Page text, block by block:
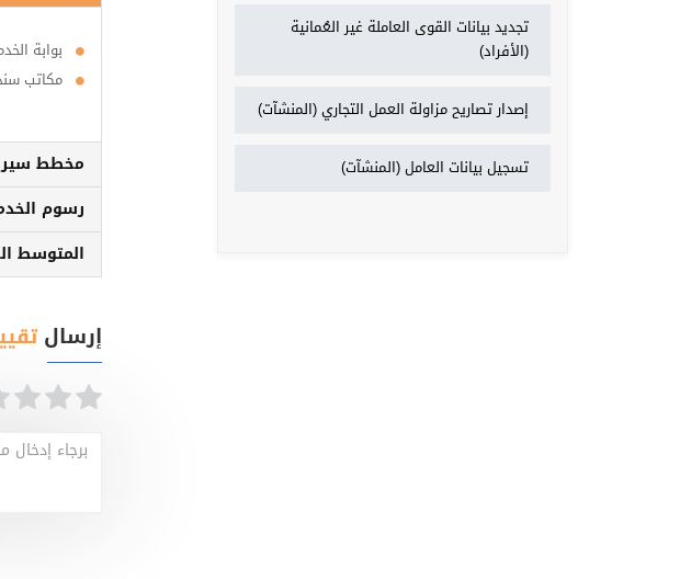
بوابة
مكاتب
مخطط سير
رسوم
المتوسط
إرسال
برجاء إدخال
تجديد بيانات القوى العاملة غير العُمانية
(الأفراد)
إصدار تصاريح مزاولة العمل التجاري (المنشآت)
تسجيل بيانات العامل (المنشآت)